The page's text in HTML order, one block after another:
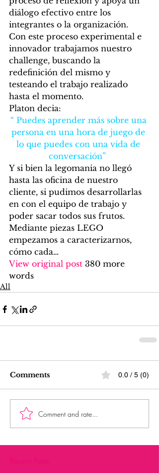
diálogo efectivo entre los
integrantes o la organización.
Con este proceso experimental e
innovador trabajamos nuestro
challenge, buscando la
redefinición del mismo y
testeando el trabajo realizado
hasta el momento.
Platon decia:
“ Puedes aprender más sobre una
persona en una hora de juego de
lo que puedes con una vida de
conversación”
Y si bien la legomania no llegó
hasta las oficina de nuestro
cliente, si pudimos desarrollarlas
en con el equipo de trabajo y
poder sacar todos sus frutos.
Mediante piezas LEGO
empezamos a caracterizarnos,
cómo cada…
View original post 380 more
words
All
Comments 0.0 / 5 (0)
Comment and rate...